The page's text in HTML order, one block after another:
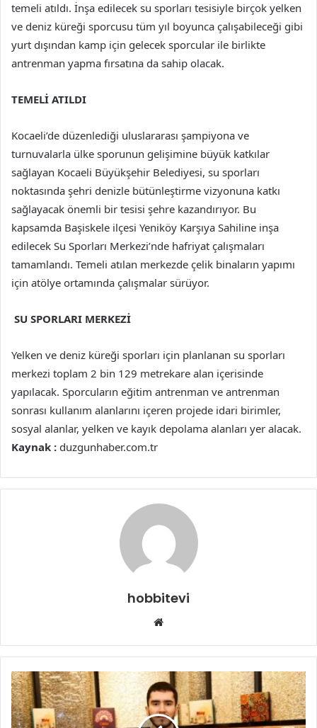
temeli atıldı. İnşa edilecek su sporları tesisiyle birçok yelken
ve deniz küreği sporcusu tüm yıl boyunca çalışabileceği gibi
yurt dışından kamp için gelecek sporcular ile birlikte
antrenman yapma fırsatına da sahip olacak.
TEMELİ ATILDI
Kocaeli’de düzenlediği uluslararası şampiyona ve
turnuvalarla ülke sporunun gelişimine büyük katkılar
sağlayan Kocaeli Büyükşehir Belediyesi, su sporları
noktasında şehri denizle bütünleştirme vizyonuna katkı
sağlayacak önemli bir tesisi şehre kazandırıyor. Bu
kapsamda Başiskele ilçesi Yeniköy Karşıya Sahiline inşa
edilecek Su Sporları Merkezi’nde hafriyat çalışmaları
tamamlandı. Temeli atılan merkezde çelik binaların yapımı
için atölye ortamında çalışmalar sürüyor.
SU SPORLARI MERKEZİ
Yelken ve deniz küreği sporları için planlanan su sporları
merkezi toplam 2 bin 129 metrekare alan içerisinde
yapılacak. Sporcuların eğitim antrenman ve antrenman
sonrası kullanım alanlarını içeren projede idari birimler,
sosyal alanlar, yelken ve kayık depolama alanları yer alacak.
Kaynak : duzgunhaber.com.tr
hobbitevi
Web